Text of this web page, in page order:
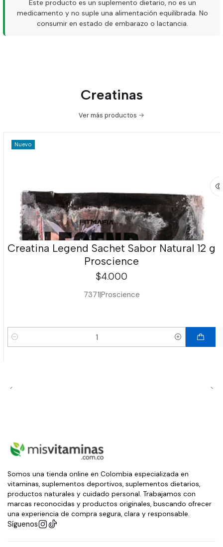
Este producto es un suplemento dietario, no es un
medicamento y no suple una alimentación equilibrada. No
consumir en estado de embarazo o lactancia.
Creatinas
Ver más productos
Nuevo
Creatina Legend Sachet Sabor Natural 12 g
Proscience
$4.000
7371|Proscience
Cantidad
Somos una tienda online en Colombia especializada en
vitaminas, suplementos deportivos, suplementos dietarios,
productos naturales y cuidado personal. Trabajamos con
marcas reconocidas y productos originales, buscando ofrecer
una experiencia de compra segura, clara y responsable.
Síguenos